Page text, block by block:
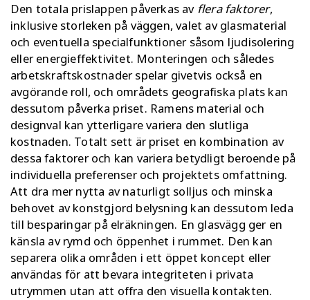
Den totala prislappen påverkas av flera faktorer,
inklusive storleken på väggen, valet av glasmaterial
och eventuella specialfunktioner såsom ljudisolering
eller energieffektivitet. Monteringen och således
arbetskraftskostnader spelar givetvis också en
avgörande roll, och områdets geografiska plats kan
dessutom påverka priset. Ramens material och
designval kan ytterligare variera den slutliga
kostnaden. Totalt sett är priset en kombination av
dessa faktorer och kan variera betydligt beroende på
individuella preferenser och projektets omfattning.
Att dra mer nytta av naturligt solljus och minska
behovet av konstgjord belysning kan dessutom leda
till besparingar på elräkningen. En glasvägg ger en
känsla av rymd och öppenhet i rummet. Den kan
separera olika områden i ett öppet koncept eller
användas för att bevara integriteten i privata
utrymmen utan att offra den visuella kontakten.